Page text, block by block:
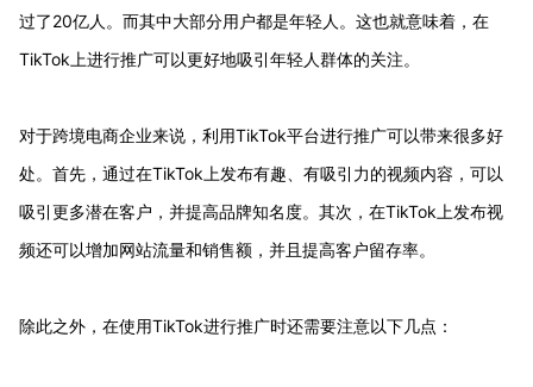
过了20亿人。而其中大部分用户都是年轻人。这也就意味着，在
TikTok上进行推广可以更好地吸引年轻人群体的关注。
对于跨境电商企业来说，利用TikTok平台进行推广可以带来很多好
处。首先，通过在TikTok上发布有趣、有吸引力的视频内容，可以
吸引更多潜在客户，并提高品牌知名度。其次，在TikTok上发布视
频还可以增加网站流量和销售额，并且提高客户留存率。
除此之外，在使用TikTok进行推广时还需要注意以下几点：